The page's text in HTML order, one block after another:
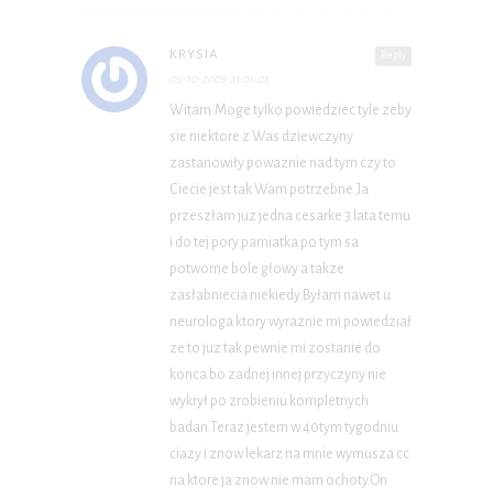
KRYSIA
Witam.Moge tylko powiedziec tyle zeby
sie niektore z Was dziewczyny
zastanowiły powaznie nad tym czy to
Ciecie jest tak Wam potrzebne.Ja
przeszłam juz jedna cesarke 3 lata temu
i do tej pory pamiatka po tym sa
potworne bole głowy a takze
zasłabniecia niekiedy.Byłam nawet u
neurologa ktory wyraznie mi powiedział
ze to juz tak pewnie mi zostanie do
konca bo zadnej innej przyczyny nie
wykrył po zrobieniu kompletnych
badan.Teraz jestem w 40tym tygodniu
ciazy i znow lekarz na mnie wymusza cc
na ktore ja znow nie mam ochoty.On